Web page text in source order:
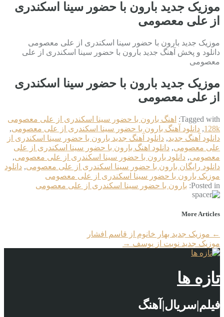
موزیک جدید بارون با حضور سینا اسکندری
از علی معصومی
موزیک جدید بارون با حضور سینا اسکندری از علی معصومی
دانلود و پخش آهنگ جدید بارون با حضور سینا اسکندری از علی
معصومی
موزیک جدید بارون با حضور سینا اسکندری
از علی معصومی
Tagged with:
اهنگ بارون با حضور سینا اسکندری از علی معصومی
128k
, دانلود آهنگ بارون با حضور سینا اسکندری از علی معصومی,
دانلود آهنگ جدید, دانلود آهنگ جدید بارون با حضور سینا اسکندری از
علی معصومی, دانلود اهنگ بارون با حضور سینا اسکندری از علی
معصومی, دانلود بارون با حضور سینا اسکندری از علی معصومی,
دانلود رایگان بارون با حضور سینا اسکندری از علی معصومی, دانلود
موزیک بارون با حضور سینا اسکندری از علی معصومی
Posted in: بارون با حضور سینا اسکندری از علی معصومی
More Articles
← موزیک جدید بهار خانوم از قاسم افشار
موزیک جدید نوبت از یوسف →
تازه ها
فیلم|سریال|آهنگ